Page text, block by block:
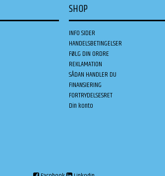
SHOP
INFO SIDER
HANDELSBETINGELSER
FØLG DIN ORDRE
REKLAMATION
SÅDAN HANDLER DU
FINANSIERING
FORTRYDELSESRET
Din konto